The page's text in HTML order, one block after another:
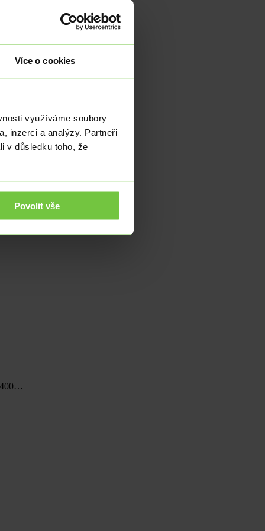
Více o cookies
využíváme soubory
inzerci a analýzy. Partneři
v důsledku toho, že
Povolit vše
400…